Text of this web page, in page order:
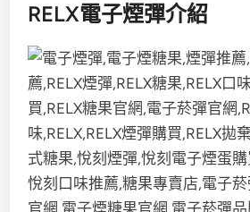
RELX電子煙彈介紹